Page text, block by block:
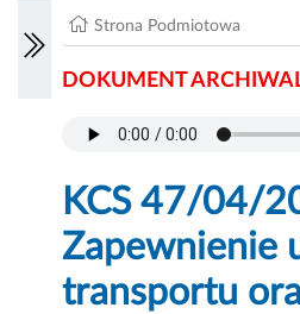
Strona Podmiotowa
DOKUMENT
KCS 47/04/
Zapewnienie
transportu